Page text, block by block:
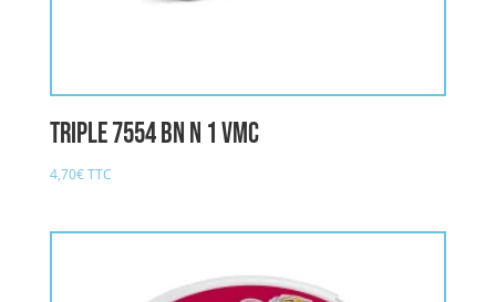
Triple 7554 BN n 1 VMC
4,70€TTC